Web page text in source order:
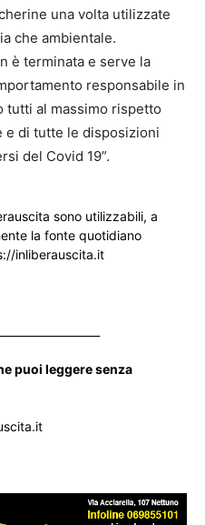
una volta utilizzate
che ambientale.
è terminata e serve la
responsabile in
tutti al massimo rispetto
e di tutte le disposizioni
del Covid 19”.
sono utilizzabili, a
la fonte quotidiano
inliberauscita.it
puoi leggere senza